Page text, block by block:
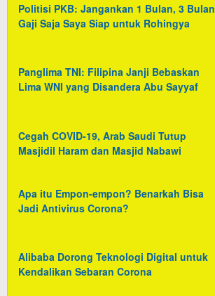
Politisi PKB: Jangankan 1 Bulan, 3 Bulan
Gaji Saja Saya Siap untuk Rohingya
Panglima TNI: Filipina Janji Bebaskan
Lima WNI yang Disandera Abu Sayyaf
Cegah COVID-19, Arab Saudi Tutup
Masjidil Haram dan Masjid Nabawi
Apa itu Empon-empon? Benarkah Bisa
Jadi Antivirus Corona?
Alibaba Dorong Teknologi Digital untuk
Kendalikan Sebaran Corona